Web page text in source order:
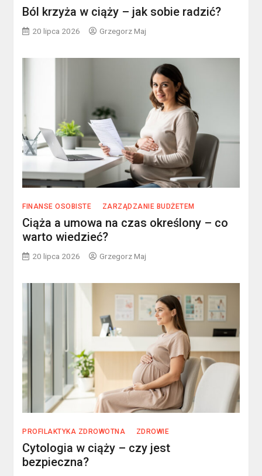
Ból krzyża w ciąży – jak sobie radzić?
20 lipca 2026 Grzegorz Maj
FINANSE OSOBISTE ZARZĄDZANIE BUDŻETEM
Ciąża a umowa na czas określony – co
warto wiedzieć?
20 lipca 2026 Grzegorz Maj
PROFILAKTYKA ZDROWOTNA ZDROWIE
Cytologia w ciąży – czy jest
bezpieczna?